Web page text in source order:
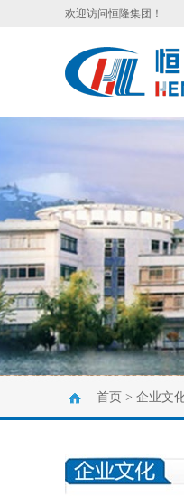
欢迎访问恒隆集团！
首页 > 企业文